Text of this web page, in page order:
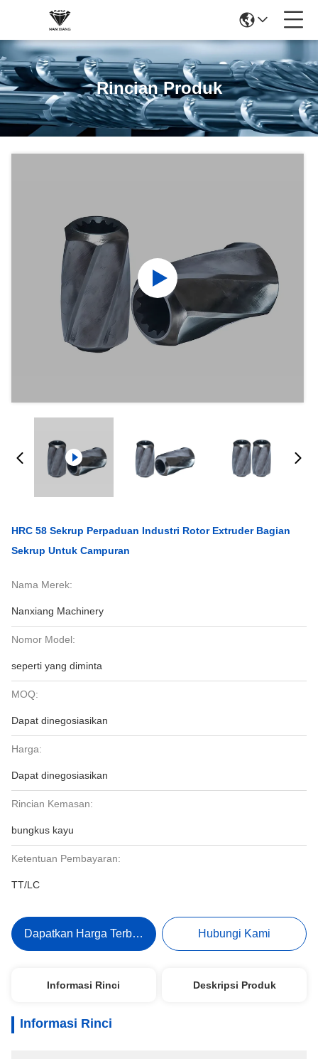
Rincian Produk
HRC 58 Sekrup Perpaduan Industri Rotor Extruder Bagian
Sekrup Untuk Campuran
Nama Merek:
Nanxiang Machinery
Nomor Model:
seperti yang diminta
MOQ:
Dapat dinegosiasikan
Harga:
Dapat dinegosiasikan
Rincian Kemasan:
bungkus kayu
Ketentuan Pembayaran:
TT/LC
Dapatkan Harga Terbaik Hubungi Kami
Informasi Rinci Deskripsi Produk
Informasi Rinci